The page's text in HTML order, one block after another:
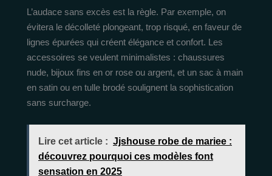
L’audace sans excès est la règle. Par exemple, on
évitera le décolleté plongeant, trop risqué, en faveur de
lignes épurées qui créent élégance et confort. Les
accessoires se veulent minimalistes : chaussures
nude, bijoux fins en or rose ou argent, et un sac à main
en satin ou en tulle brodé soulignent la sophistication
sans surcharge.
Lire cet article : Jjshouse robe de mariee :
découvrez pourquoi ces modèles font
sensation en 2025